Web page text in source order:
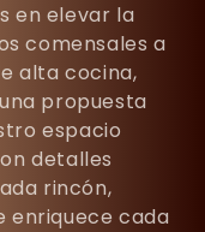
en elevar la
comensales a
alta cocina,
propuesta
espacio
detalles
rincón,
enriquece cada